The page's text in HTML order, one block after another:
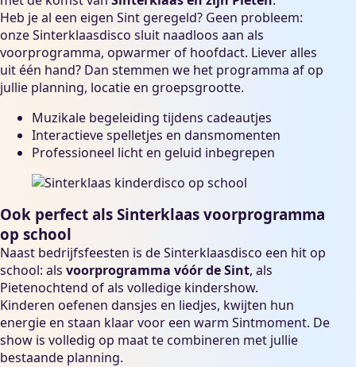
Heb je al een eigen Sint geregeld? Geen probleem:
onze Sinterklaasdisco sluit naadloos aan als
voorprogramma, opwarmer of hoofdact. Liever alles
uit één hand? Dan stemmen we het programma af op
jullie planning, locatie en groepsgrootte.
Muzikale begeleiding tijdens cadeautjes
Interactieve spelletjes en dansmomenten
Professioneel licht en geluid inbegrepen
Ook perfect als Sinterklaas voorprogramma
op school
Naast bedrijfsfeesten is de Sinterklaasdisco een hit op
school: als voorprogramma vóór de Sint, als
Pietenochtend of als volledige kindershow.
Kinderen oefenen dansjes en liedjes, kwijten hun
energie en staan klaar voor een warm Sintmoment. De
show is volledig op maat te combineren met jullie
bestaande planning.